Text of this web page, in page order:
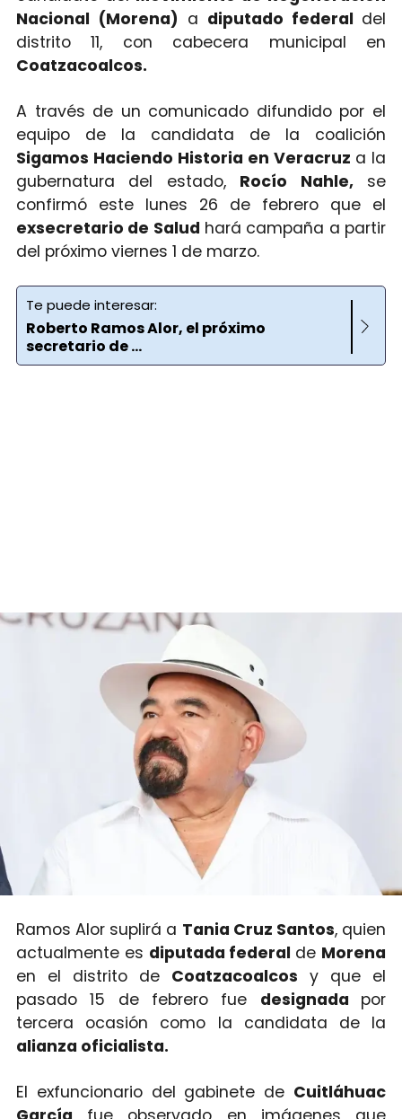
Nacional (Morena) a diputado federal del
distrito 11, con cabecera municipal en
Coatzacoalcos.
A través de un comunicado difundido por el
equipo de la candidata de la coalición
Sigamos Haciendo Historia en Veracruz a la
gubernatura del estado, Rocío Nahle,se
confirmó este lunes 26 de febrero que el
exsecretario de Salud hará campaña a partir
del próximo viernes 1 de marzo.
Te puede interesar:
Roberto Ramos Alor, el próximo
secretario de ...
Ramos Alor suplirá a Tania Cruz Santos, quien
actualmente es diputada federal de Morena
en el distrito de Coatzacoalcos y que el
pasado 15 de febrero fue designada por
tercera ocasión como la candidata de la
alianza oficialista.
El exfuncionario del gabinete de Cuitláhuac